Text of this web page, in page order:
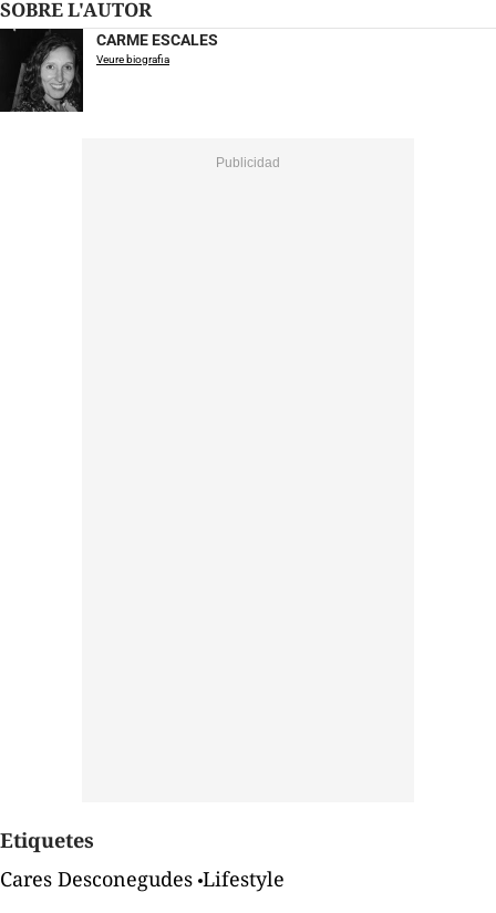
SOBRE L'AUTOR
CARME ESCALES
Veure biografia
Etiquetes
Cares Desconegudes Lifestyle